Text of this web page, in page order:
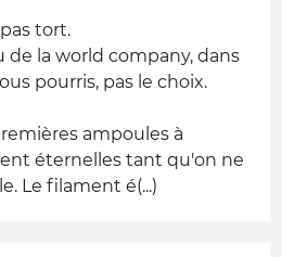
tort.
de la world company, dans
pourris, pas le choix.
ampoules à
éternelles tant qu'on ne
Le filament é(...)